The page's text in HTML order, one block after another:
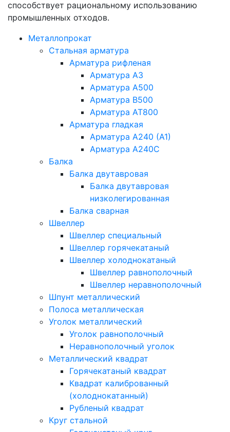
способствует рациональному использованию
промышленных отходов.
Металлопрокат
Стальная арматура
Арматура рифленая
Арматура А3
Арматура А500
Арматура В500
Арматура АТ800
Арматура гладкая
Арматура А240 (А1)
Арматура А240С
Балка
Балка двутавровая
Балка двутавровая
низколегированная
Балка сварная
Швеллер
Швеллер специальный
Швеллер горячекатаный
Швеллер холоднокатаный
Швеллер равнополочный
Швеллер неравнополочный
Шпунт металлический
Полоса металлическая
Уголок металлический
Уголок равнополочный
Неравнополочный уголок
Металлический квадрат
Горячекатаный квадрат
Квадрат калиброванный
(холоднокатанный)
Рубленый квадрат
Круг стальной